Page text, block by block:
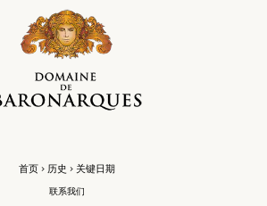
首页 > 历史 > 关键日期
联系我们